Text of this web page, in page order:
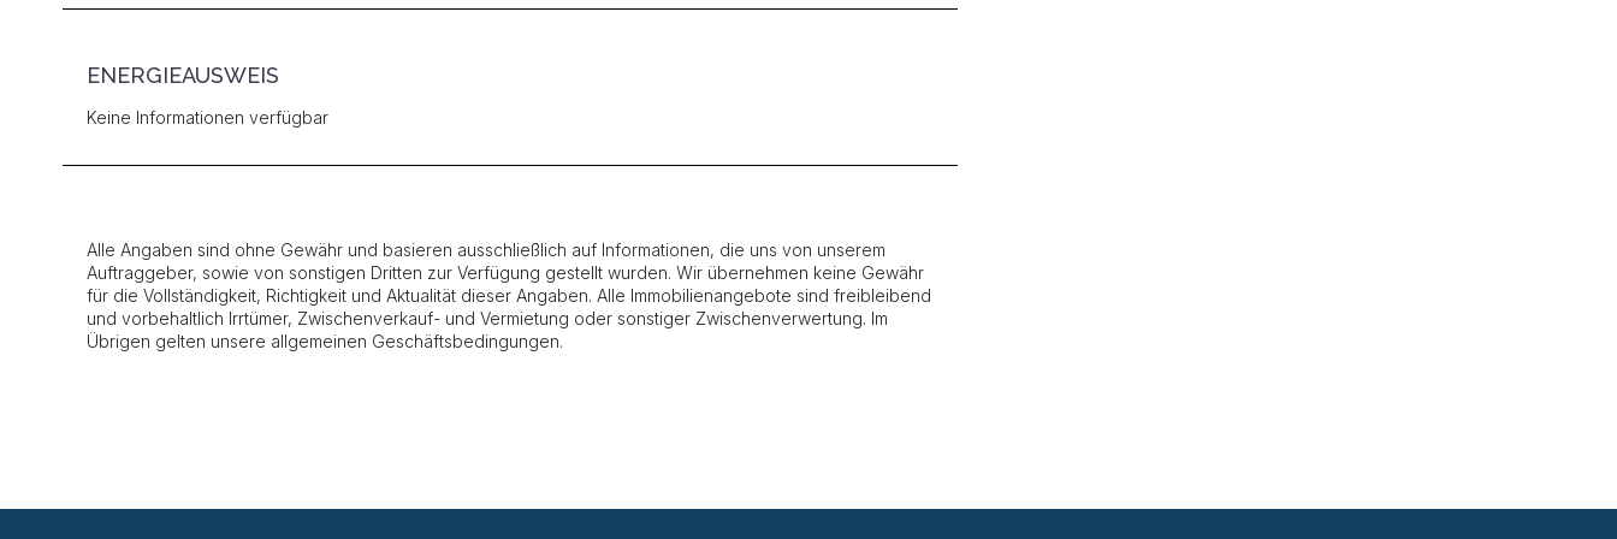
ENERGIEAUSWEIS
Keine Informationen verfügbar
Alle Angaben sind ohne Gewähr und basieren ausschließlich auf Informationen, die uns von unserem
Auftraggeber, sowie von sonstigen Dritten zur Verfügung gestellt wurden. Wir übernehmen keine Gewähr
für die Vollständigkeit, Richtigkeit und Aktualität dieser Angaben. Alle Immobilienangebote sind freibleibend
und vorbehaltlich Irrtümer, Zwischenverkauf- und Vermietung oder sonstiger Zwischenverwertung. Im
Übrigen gelten unsere allgemeinen Geschäftsbedingungen.